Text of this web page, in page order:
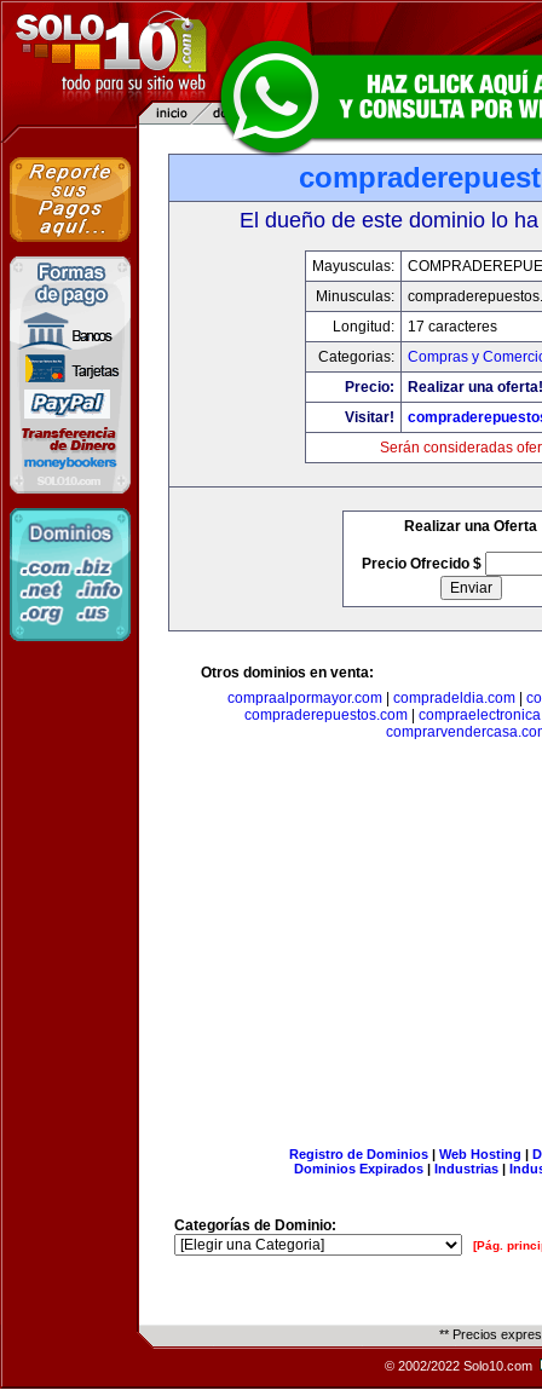
El dueño de este dominio lo
Mayusculas:
Minusculas:
Longitud:
17 caracteres
Categorias:
Compras y
Precio:
Realizar una oferta!
Visitar!
Serán consideradas
Realizar una Oferta
Precio Ofrecido $
Otros dominios en venta:
compraalpormayor.com| compradeldia.com|
compraderepuestos.com|
Registro de Dominios| Web Hosting |
Dominios Expirados | Industrias |
Categorías de Dominio:
[Pág.
** Precios
© 2002/2022 Solo10.com